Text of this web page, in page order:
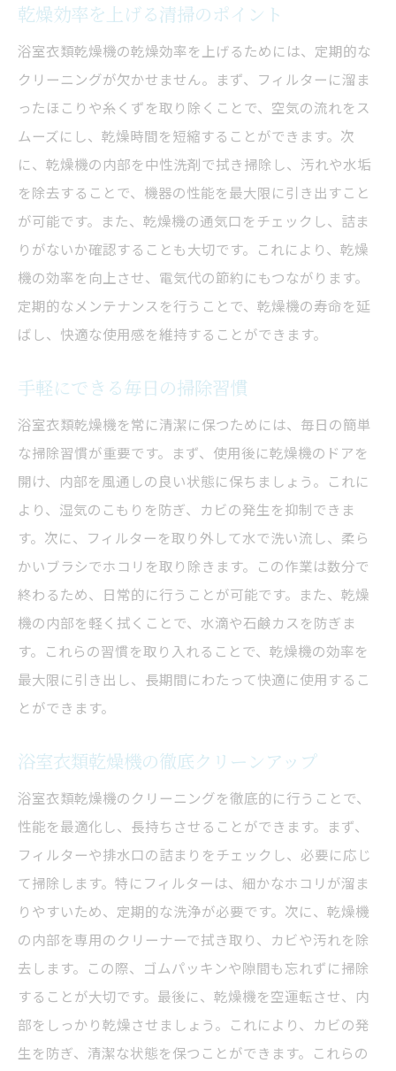
乾燥効率を上げる清掃のポイント
浴室衣類乾燥機の乾燥効率を上げるためには、定期的な
クリーニングが欠かせません。まず、フィルターに溜ま
ったほこりや糸くずを取り除くことで、空気の流れをス
ムーズにし、乾燥時間を短縮することができます。次
に、乾燥機の内部を中性洗剤で拭き掃除し、汚れや水垢
を除去することで、機器の性能を最大限に引き出すこと
が可能です。また、乾燥機の通気口をチェックし、詰ま
りがないか確認することも大切です。これにより、乾燥
機の効率を向上させ、電気代の節約にもつながります。
定期的なメンテナンスを行うことで、乾燥機の寿命を延
ばし、快適な使用感を維持することができます。
手軽にできる毎日の掃除習慣
浴室衣類乾燥機を常に清潔に保つためには、毎日の簡単
な掃除習慣が重要です。まず、使用後に乾燥機のドアを
開け、内部を風通しの良い状態に保ちましょう。これに
より、湿気のこもりを防ぎ、カビの発生を抑制できま
す。次に、フィルターを取り外して水で洗い流し、柔ら
かいブラシでホコリを取り除きます。この作業は数分で
終わるため、日常的に行うことが可能です。また、乾燥
機の内部を軽く拭くことで、水滴や石鹸カスを防ぎま
す。これらの習慣を取り入れることで、乾燥機の効率を
最大限に引き出し、長期間にわたって快適に使用するこ
とができます。
浴室衣類乾燥機の徹底クリーンアップ
浴室衣類乾燥機のクリーニングを徹底的に行うことで、
性能を最適化し、長持ちさせることができます。まず、
フィルターや排水口の詰まりをチェックし、必要に応じ
て掃除します。特にフィルターは、細かなホコリが溜ま
りやすいため、定期的な洗浄が必要です。次に、乾燥機
の内部を専用のクリーナーで拭き取り、カビや汚れを除
去します。この際、ゴムパッキンや隙間も忘れずに掃除
することが大切です。最後に、乾燥機を空運転させ、内
部をしっかり乾燥させましょう。これにより、カビの発
生を防ぎ、清潔な状態を保つことができます。これらの